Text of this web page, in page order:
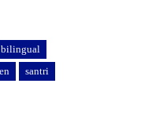
bilingual
santri